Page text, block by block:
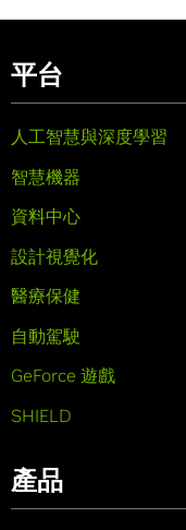
平台
人工智慧與深度學習
智慧機器
資料中心
設計視覺化
醫療保健
自動駕駛
GeForce 遊戲
SHIELD
產品